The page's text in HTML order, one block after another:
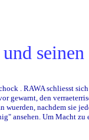
. RAWA schliesst
gewarnt, den
nachdem sie
ansehen. Um Macht